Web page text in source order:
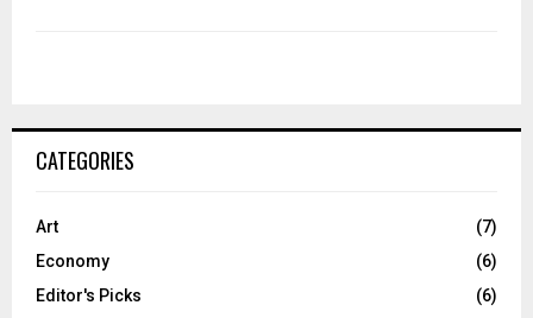
CATEGORIES
Art
(7)
Economy
(6)
Editor's Picks
(6)